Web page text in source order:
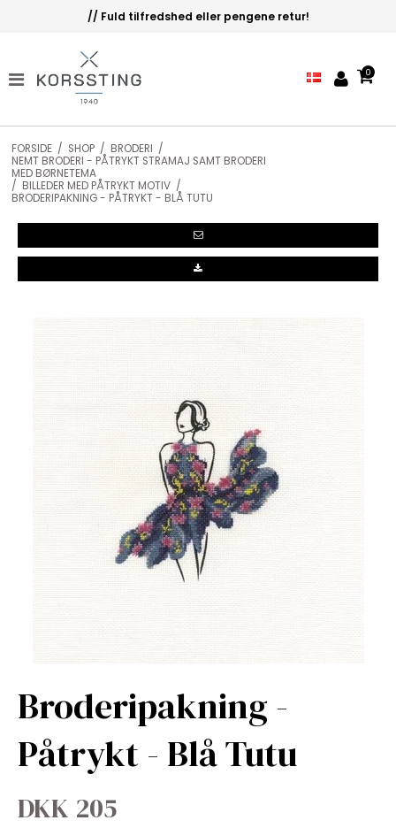
// Fuld tilfredshed eller pengene retur!
0
FORSIDE / SHOP / BRODERI /
NEMT BRODERI - PÅTRYKT STRAMAJ SAMT BRODERI
MED BØRNETEMA
/ BILLEDER MED PÅTRYKT MOTIV /
BRODERIPAKNING - PÅTRYKT - BLÅ TUTU
Broderipakning -
Påtrykt - Blå Tutu
DKK 205